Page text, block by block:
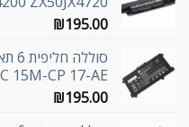
₪195.00
15M-CP 17-AE
₪195.00